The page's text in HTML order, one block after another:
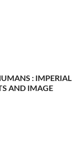
: IMPERIAL
AND IMAGE